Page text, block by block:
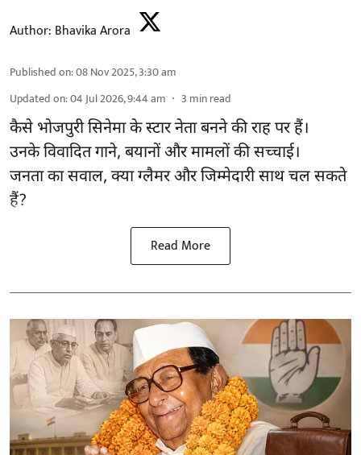
Author: Bhavika Arora
Published on:08 Nov 2025, 3:30 am
Updated on:04 Jul 2026, 9:44 am 3 min read
कैसे भोजपुरी सिनेमा के स्टार नेता बनने की राह पर हैं।
उनके विवादित गाने, बयानों और मामलों की सच्चाई।
जनता का सवाल, क्या ग्लैमर और जिम्मेदारी साथ चल सकते
हैं?
Read More